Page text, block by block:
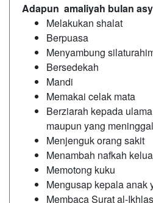
Adapun amaliyah bulan
Melakukan shalat
Berpuasa
Menyambung
Bersedekah
Mandi
Memakai celak mata
Berziarah kepada
maupun yang
Menjenguk orang sakit
Menambah nafkah
Memotong kuku
Mengusap kepala anak
Membaca Surat al-